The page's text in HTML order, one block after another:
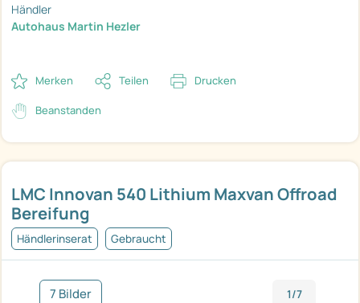
LMC Innovan 540 Lithium Maxvan Offroad
Bereifung
Händlerinserat Gebraucht
7 Bilder 1/7
Händler
Autohaus Martin Hezler
Merken Teilen Drucken
Beanstanden